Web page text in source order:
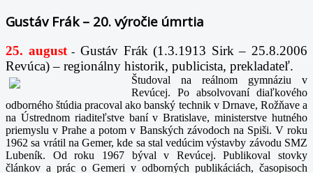
Gustáv Frák – 20. výročie úmrtia
25. august- Gustáv Frák (1.3.1913 Sirk – 25.8.2006
Revúca) – regionálny historik, publicista, prekladateľ.
Študoval na reálnom gymnáziu v
Revúcej. Po absolvovaní diaľkového
odborného štúdia pracoval ako banský technik v Drnave, Rožňave a
na Ústrednom riaditeľstve baní v Bratislave, ministerstve hutného
priemyslu v Prahe a potom v Banských závodoch na Spiši. V roku
1962 sa vrátil na Gemer, kde sa stal vedúcim výstavby závodu SMZ
Lubeník. Od roku 1967 býval v Revúcej. Publikoval stovky
článkov a prác o Gemeri v odborných publikáciách, časopisoch